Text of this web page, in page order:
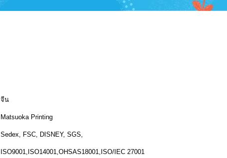
จีน
Matsuoka Printing
Sedex, FSC, DISNEY, SGS,
ISO9001,ISO14001,OHSAS18001,ISO/IEC 27001